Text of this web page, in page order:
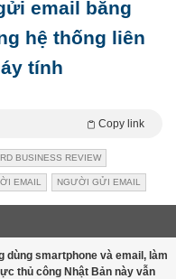
email bằng
hệ thống liên
tính
Copy link
BUSINESS REVIEW
EMAIL NGƯỜI GỬI EMAIL
dùng smartphone và email, làm
thủ công Nhật Bản này vẫn